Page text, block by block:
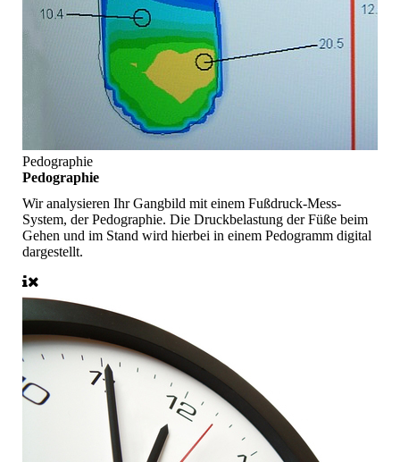
Pedographie
Pedographie
Wir analysieren Ihr Gangbild mit einem Fußdruck-Mess-
System, der Pedographie. Die Druckbelastung der Füße beim
Gehen und im Stand wird hierbei in einem Pedogramm digital
dargestellt.